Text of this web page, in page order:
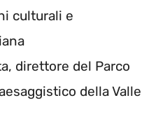
culturali e
direttore del Parco
della Valle